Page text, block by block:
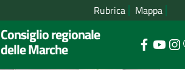
Rubrica Mappa
Consiglio regionale
delle Marche